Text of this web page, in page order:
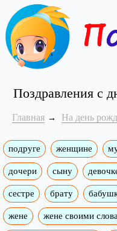
Поздравления с
Главная На день
подруге женщине
дочери сыну
сестре брату
жене жене своими